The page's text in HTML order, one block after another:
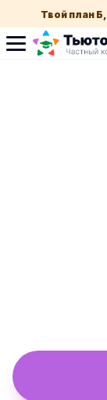
Твой план